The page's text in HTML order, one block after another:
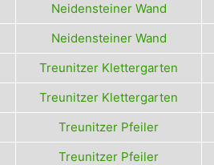
Neidensteiner Wand
Neidensteiner Wand
Treunitzer Klettergarten
Treunitzer Klettergarten
Treunitzer Pfeiler
Treunitzer Pfeiler